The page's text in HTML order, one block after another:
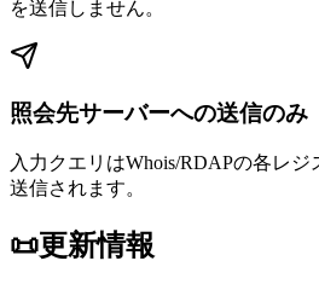
を送信しません。
照会先サーバーへの送信のみ
入力クエリはWhois/RDAPの各レ
送信されます。
📜更新情報